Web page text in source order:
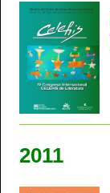
2011